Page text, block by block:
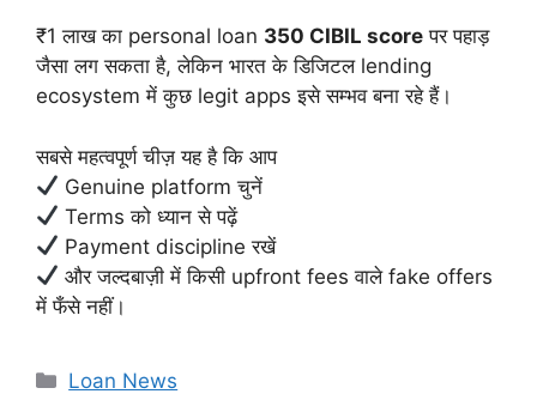
₹1 लाख का personal loan 350 CIBIL score पर पहाड़
जैसा लग सकता है, लेकिन भारत के डिजिटल lending
ecosystem में कुछ legit apps इसे सम्भव बना रहे हैं।
सबसे महत्वपूर्ण चीज़ यह है कि आप
Genuine platform चुनें
Terms को ध्यान से पढ़ें
Payment discipline रखें
और जल्दबाज़ी में किसी upfront fees वाले fake offers
में फँसे नहीं।
Categories
Loan News